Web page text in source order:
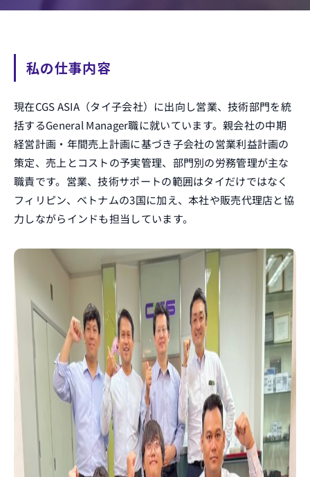
私の仕事内容
現在CGS ASIA（タイ子会社）に出向し営業、技術部門を統
括するGeneral Manager職に就いています。親会社の中期
経営計画・年間売上計画に基づき子会社の営業利益計画の
策定、売上とコストの予実管理、部門別の労務管理が主な
職責です。営業、技術サポートの範囲はタイだけではなく
フィリピン、ベトナムの3国に加え、本社や販売代理店と協
力しながらインドも担当しています。